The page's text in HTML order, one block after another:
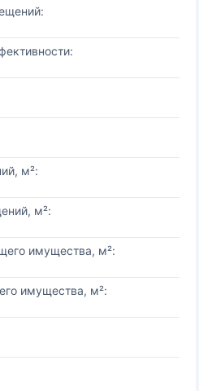
м²:
м²:
имущества, м²:
имущества, м²: